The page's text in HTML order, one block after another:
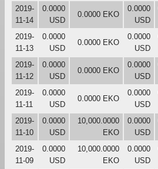
2019-
11-14
0.0000
USD
0.0000 EKO
0.0000
USD
2019-
11-13
0.0000
USD
0.0000 EKO
0.0000
USD
2019-
11-12
0.0000
USD
0.0000 EKO
0.0000
USD
2019-
11-11
0.0000
USD
0.0000 EKO
0.0000
USD
2019-
11-10
0.0000
USD
10,000.0000
EKO
0.0000
USD
2019-
11-09
0.0000
USD
10,000.0000
EKO
0.0000
USD